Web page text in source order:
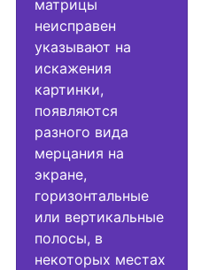
матрицы
неисправен
указывают на
искажения
картинки,
появляются
разного вида
мерцания на
экране,
горизонтальные
или вертикальные
полосы, в
некоторых местах